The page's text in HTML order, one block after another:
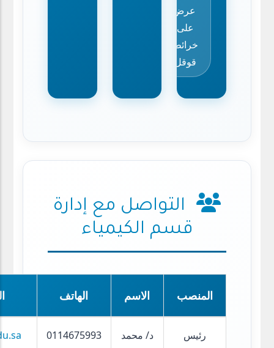
عرض
على
خرائط
قوقل
التواصل مع إدارة
قسم الكيمياء
المنصب الاسم الهاتف
رئيس
د/ محمد
0114675993